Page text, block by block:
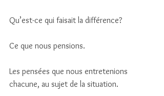
Qu’est-ce qui faisait la différence?
Ce que nous pensions.
Les pensées que nous entretenions
chacune, au sujet de la situation.